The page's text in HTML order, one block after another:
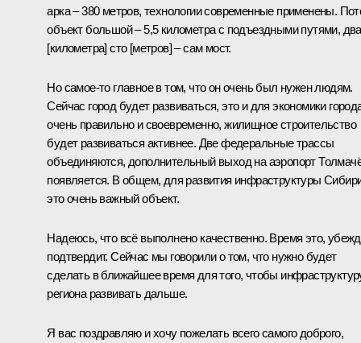
арка – 380 метров, технологии современные применены.
объект большой – 5,5 километра с подъездными путями, два
[километра] сто [метров] – сам мост.
Но самое‑то главное в том, что он очень был нужен людям.
Сейчас город будет развиваться, это и для экономики
очень правильно и своевременно, жилищное строительство
будет развиваться активнее. Две федеральные трассы
объединяются, дополнительный выход на аэропорт
появляется. В общем, для развития инфраструктуры
это очень важный объект.
Надеюсь, что всё выполнено качественно. Время это,
подтвердит. Сейчас мы говорили о том, что нужно будет
сделать в ближайшее время для того, чтобы
региона развивать дальше.
Я вас поздравляю и хочу пожелать всего самого доброго,